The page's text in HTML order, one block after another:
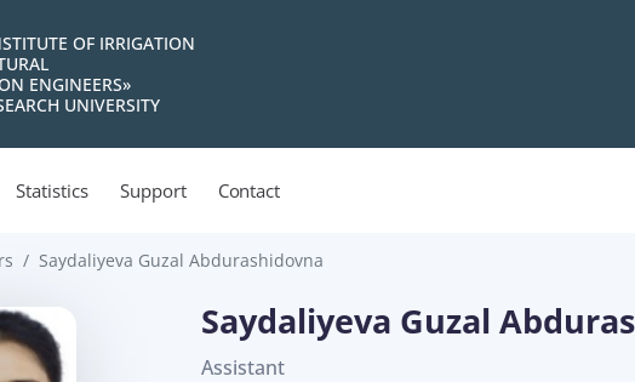
OF IRRIGATION
ENGINEERS»
UNIVERSITY
Statistics Support Contact
Saydaliyeva Guzal Abdurashidovna
Saydaliyeva Guzal
Assistant